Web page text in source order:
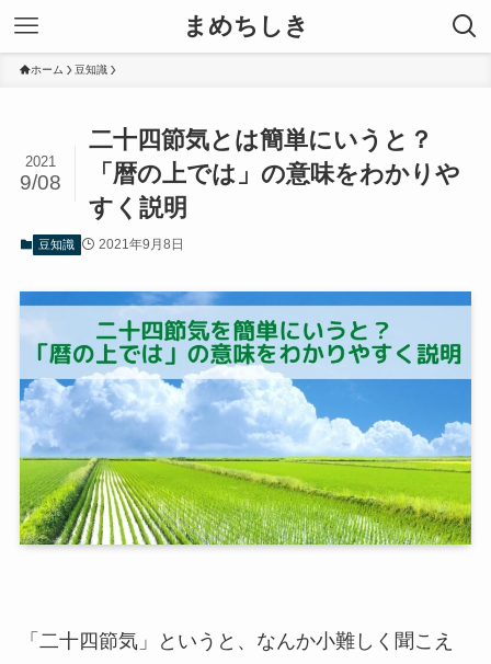
まめちしき
ホーム 豆知識
二十四節気とは簡単にいうと？
「暦の上では」の意味をわかりや
すく説明
2021
9/08
豆知識 2021年9月8日
「二十四節気」というと、なんか小難しく聞こえ